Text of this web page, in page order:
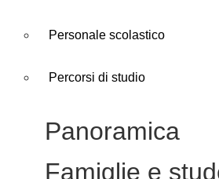
Personale scolastico
Percorsi di studio
Panoramica
Famiglie e